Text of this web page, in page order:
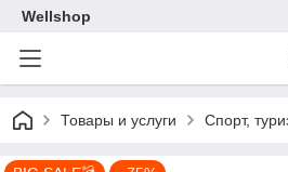
Wellshop
Товары и услуги Спорт,